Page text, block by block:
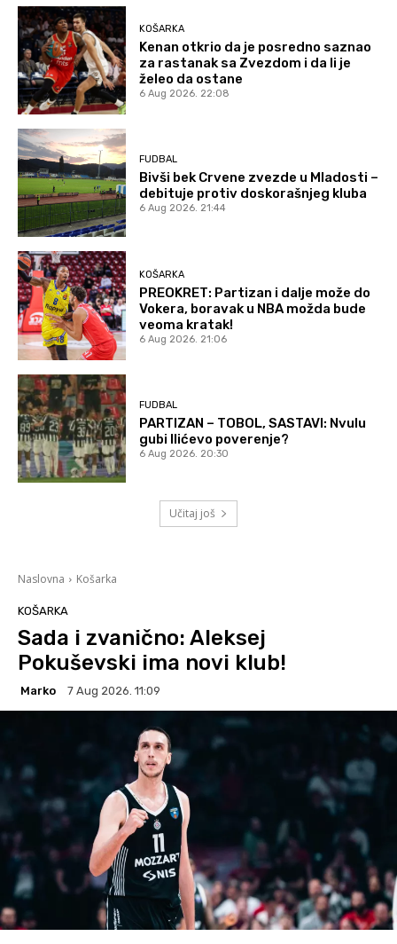
KOŠARKA
Kenan otkrio da je posredno saznao
za rastanak sa Zvezdom i da li je
želeo da ostane
6 Aug 2026. 22:08
FUDBAL
Bivši bek Crvene zvezde u Mladosti –
debituje protiv doskorašnjeg kluba
6 Aug 2026. 21:44
KOŠARKA
PREOKRET: Partizan i dalje može do
Vokera, boravak u NBA možda bude
veoma kratak!
6 Aug 2026. 21:06
FUDBAL
PARTIZAN – TOBOL, SASTAVI: Nvulu
gubi Ilićevo poverenje?
6 Aug 2026. 20:30
Učitaj još